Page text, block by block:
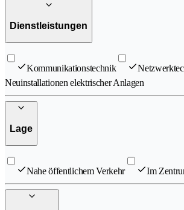
Dienstleistungen
Kommunikationstechnik
Neuinstallationen elektrischer Anlagen
Lage
Nahe öffentlichem Verkehr Im